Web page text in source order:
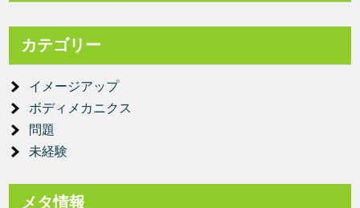
カテゴリー
イメージアップ
ボディメカニクス
問題
未経験
メタ情報